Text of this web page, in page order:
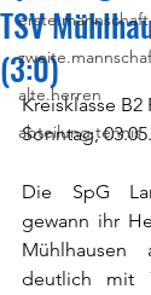
erste.mannschaft
alte.herren
abteilung.tennis
TSV
(3:0)
Kreisklasse
Sonntag, 03
Die SpG
gewann ihr
deutlich mit